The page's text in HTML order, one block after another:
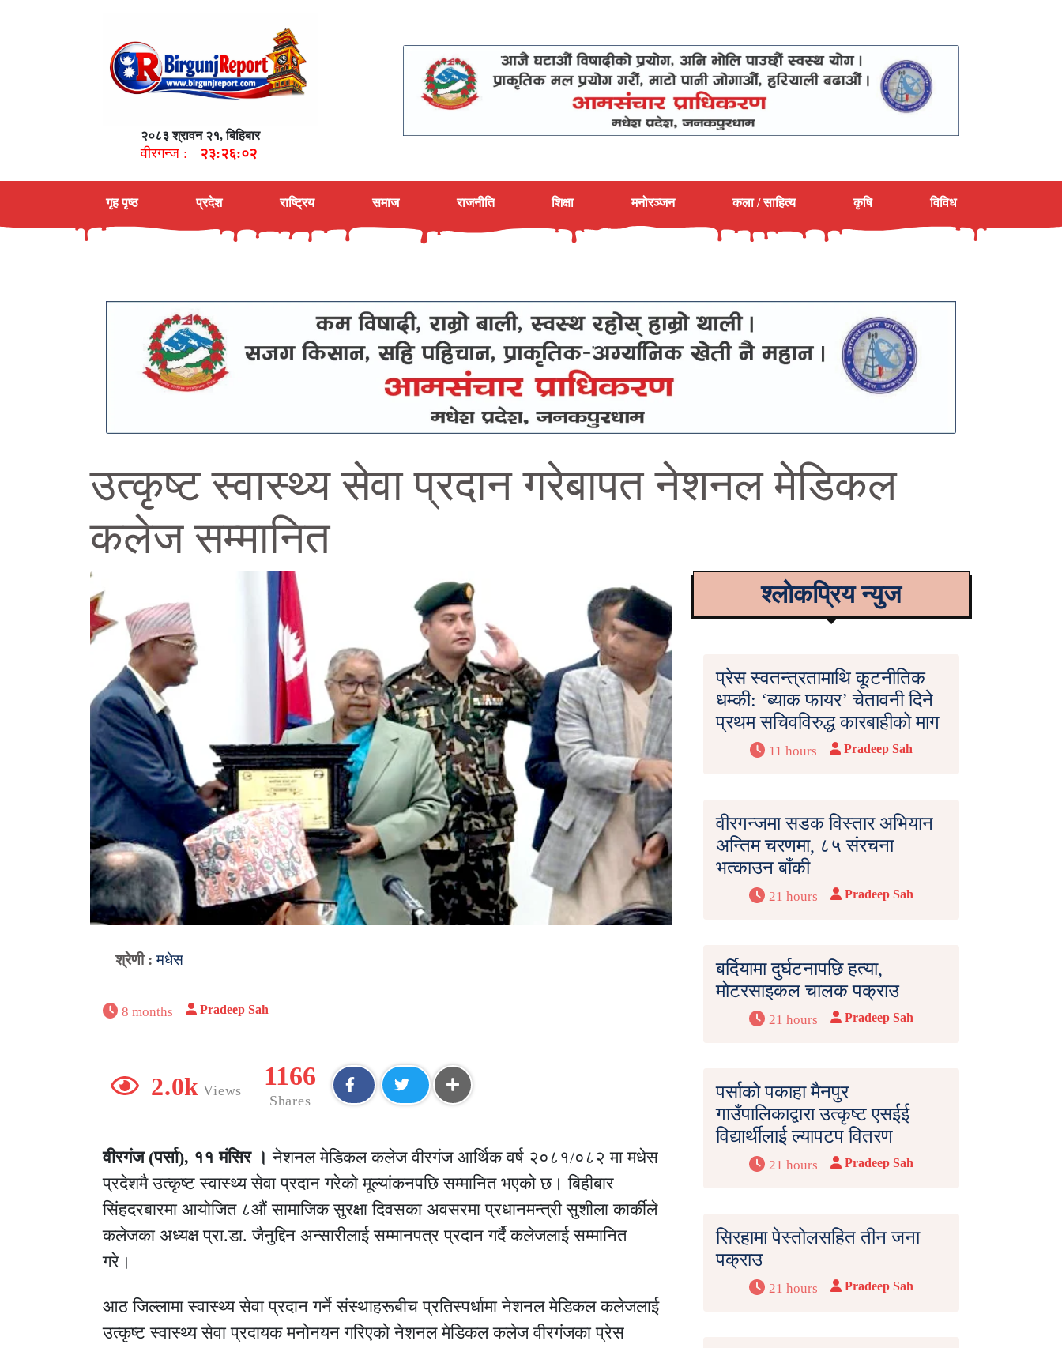
२०८३ श्रावन २१, बिहिबार
वीरगन्ज : २३:२६:०४
गृह पृष्ठ प्रदेश राष्ट्रिय समाज राजनीति शिक्षा मनोरञ्जन कला / साहित्य कृषि विविध
उत्कृष्ट स्वास्थ्य सेवा प्रदान गरेबापत नेशनल मेडिकल
कलेज सम्मानित
श्रेणी :मधेस
8 months Pradeep Sah
2.0k Views
1166
Shares
वीरगंज (पर्सा), ११ मंसिर । नेशनल मेडिकल कलेज वीरगंज आर्थिक वर्ष २०८१/०८२ मा मधेस
प्रदेशमै उत्कृष्ट स्वास्थ्य सेवा प्रदान गरेको मूल्यांकनपछि सम्मानित भएको छ। बिहीबार
सिंहदरबारमा आयोजित ८औं सामाजिक सुरक्षा दिवसका अवसरमा प्रधानमन्त्री सुशीला कार्कीले
कलेजका अध्यक्ष प्रा.डा. जैनुद्दिन अन्सारीलाई सम्मानपत्र प्रदान गर्दै कलेजलाई सम्मानित
गरे।
आठ जिल्लामा स्वास्थ्य सेवा प्रदान गर्ने संस्थाहरूबीच प्रतिस्पर्धामा नेशनल मेडिकल कलेजलाई
उत्कृष्ट स्वास्थ्य सेवा प्रदायक मनोनयन गरिएको नेशनल मेडिकल कलेज वीरगंजका प्रेस
श्लोकप्रिय न्युज
प्रेस स्वतन्त्रतामाथि कूटनीतिक
धम्की: ‘ब्याक फायर’ चेतावनी दिने
प्रथम सचिवविरुद्ध कारबाहीको माग
11 hours Pradeep Sah
वीरगन्जमा सडक विस्तार अभियान
अन्तिम चरणमा, ८५ संरचना
भत्काउन बाँकी
21 hours Pradeep Sah
बर्दियामा दुर्घटनापछि हत्या,
मोटरसाइकल चालक पक्राउ
21 hours Pradeep Sah
पर्साको पकाहा मैनपुर
गाउँपालिकाद्वारा उत्कृष्ट एसईई
विद्यार्थीलाई ल्यापटप वितरण
21 hours Pradeep Sah
सिरहामा पेस्तोलसहित तीन जना
पक्राउ
21 hours Pradeep Sah